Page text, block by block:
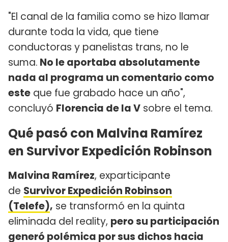
"El canal de la familia como se hizo llamar
durante toda la vida, que tiene
conductoras y panelistas trans, no le
suma. No le aportaba absolutamente
nada al programa un comentario como
este que fue grabado hace un año",
concluyó Florencia de la V sobre el tema.
Qué pasó con Malvina Ramírez
en Survivor Expedición Robinson
Malvina Ramírez, exparticipante
de Survivor Expedición Robinson
(Telefe), se transformó en la quinta
eliminada del reality, pero su participación
generó polémica por sus dichos hacia